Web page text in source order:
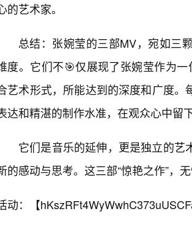
的艺术家。
总结：张婉莹的三部MV，宛如三
度。它们不🎯仅展现了张婉莹作为
艺术形式，所能达到的深度和广度
达和精湛的制作水准，在观众心中留
它们是音乐的延伸，更是独立的
的感动与思考。这三部“惊艳之作”，
动：【